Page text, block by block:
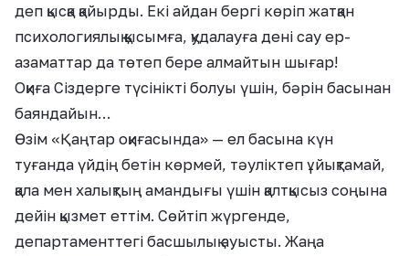
деп қысқа қайырды. Екі айдан бергі көріп жатқан
психологиялық қысымға, қудалауға дені сау ер-
азаматтар да төтеп бере алмайтын шығар!
Оқиға Сіздерге түсінікті болуы үшін, бәрін басынан
баяндайын…
Өзім «Қаңтар оқиғасында» — ел басына күн
туғанда үйдің бетін көрмей, тәуліктеп ұйықтамай,
қала мен халықтың амандығы үшін қалтқысыз соңына
дейін қызмет еттім. Сөйтіп жүргенде,
департаменттегі басшылық ауысты. Жаңа